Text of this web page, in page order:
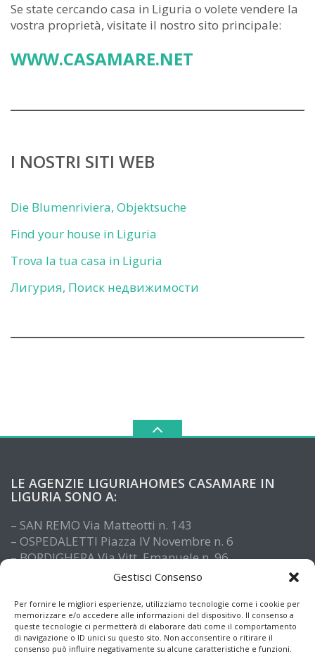
Gestisci Consenso
Per fornire le migliori esperienze, utilizziamo tecnologie come i cookie per
memorizzare e/o accedere alle informazioni del dispositivo. Il consenso a
queste tecnologie ci permetterà di elaborare dati come il comportamento
di navigazione o ID unici su questo sito. Non acconsentire o ritirare il
consenso può influire negativamente su alcune caratteristiche e funzioni.
Se state cercando casa in Liguria o volete vendere la
vostra proprietà, visitate il nostro sito principale:
WWW.CASAMARE.NET
I NOSTRI SITI WEB
Die Blumenriviera, Objektsuche
Find your house in Liguria
Trova la tua casa in Liguria
Лигурия, Поиск недвижимости
LE AGENZIE LIGURIAHOMES CASAMARE IN
LIGURIA SONO A:
– SAN REMO Via Matteotti n. 143
– OSPEDALETTI Piazza IV Novembre n. 6
– BORDIGHERA Via Vitt. Emanuele n. 96
– IMPERIA Piazza De Amicis n. 15
– ALASSIO Via XX Settembre n. 61